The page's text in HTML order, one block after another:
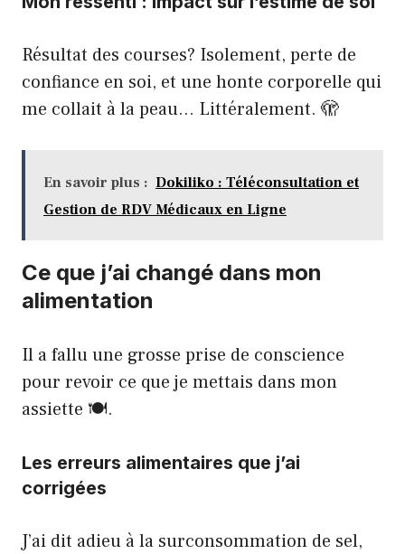
Résultat des courses? Isolement, perte de
confiance en soi, et une honte corporelle qui
me collait à la peau… Littéralement. 🫣
En savoir plus : Dokiliko : Téléconsultation et
Gestion de RDV Médicaux en Ligne
Ce que j’ai changé dans mon
alimentation
Il a fallu une grosse prise de conscience
pour revoir ce que je mettais dans mon
assiette 🍽️.
Les erreurs alimentaires que j’ai
corrigées
J’ai dit adieu à la surconsommation de sel,